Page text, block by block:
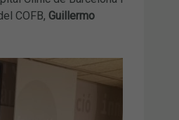
COFB, Guillermo